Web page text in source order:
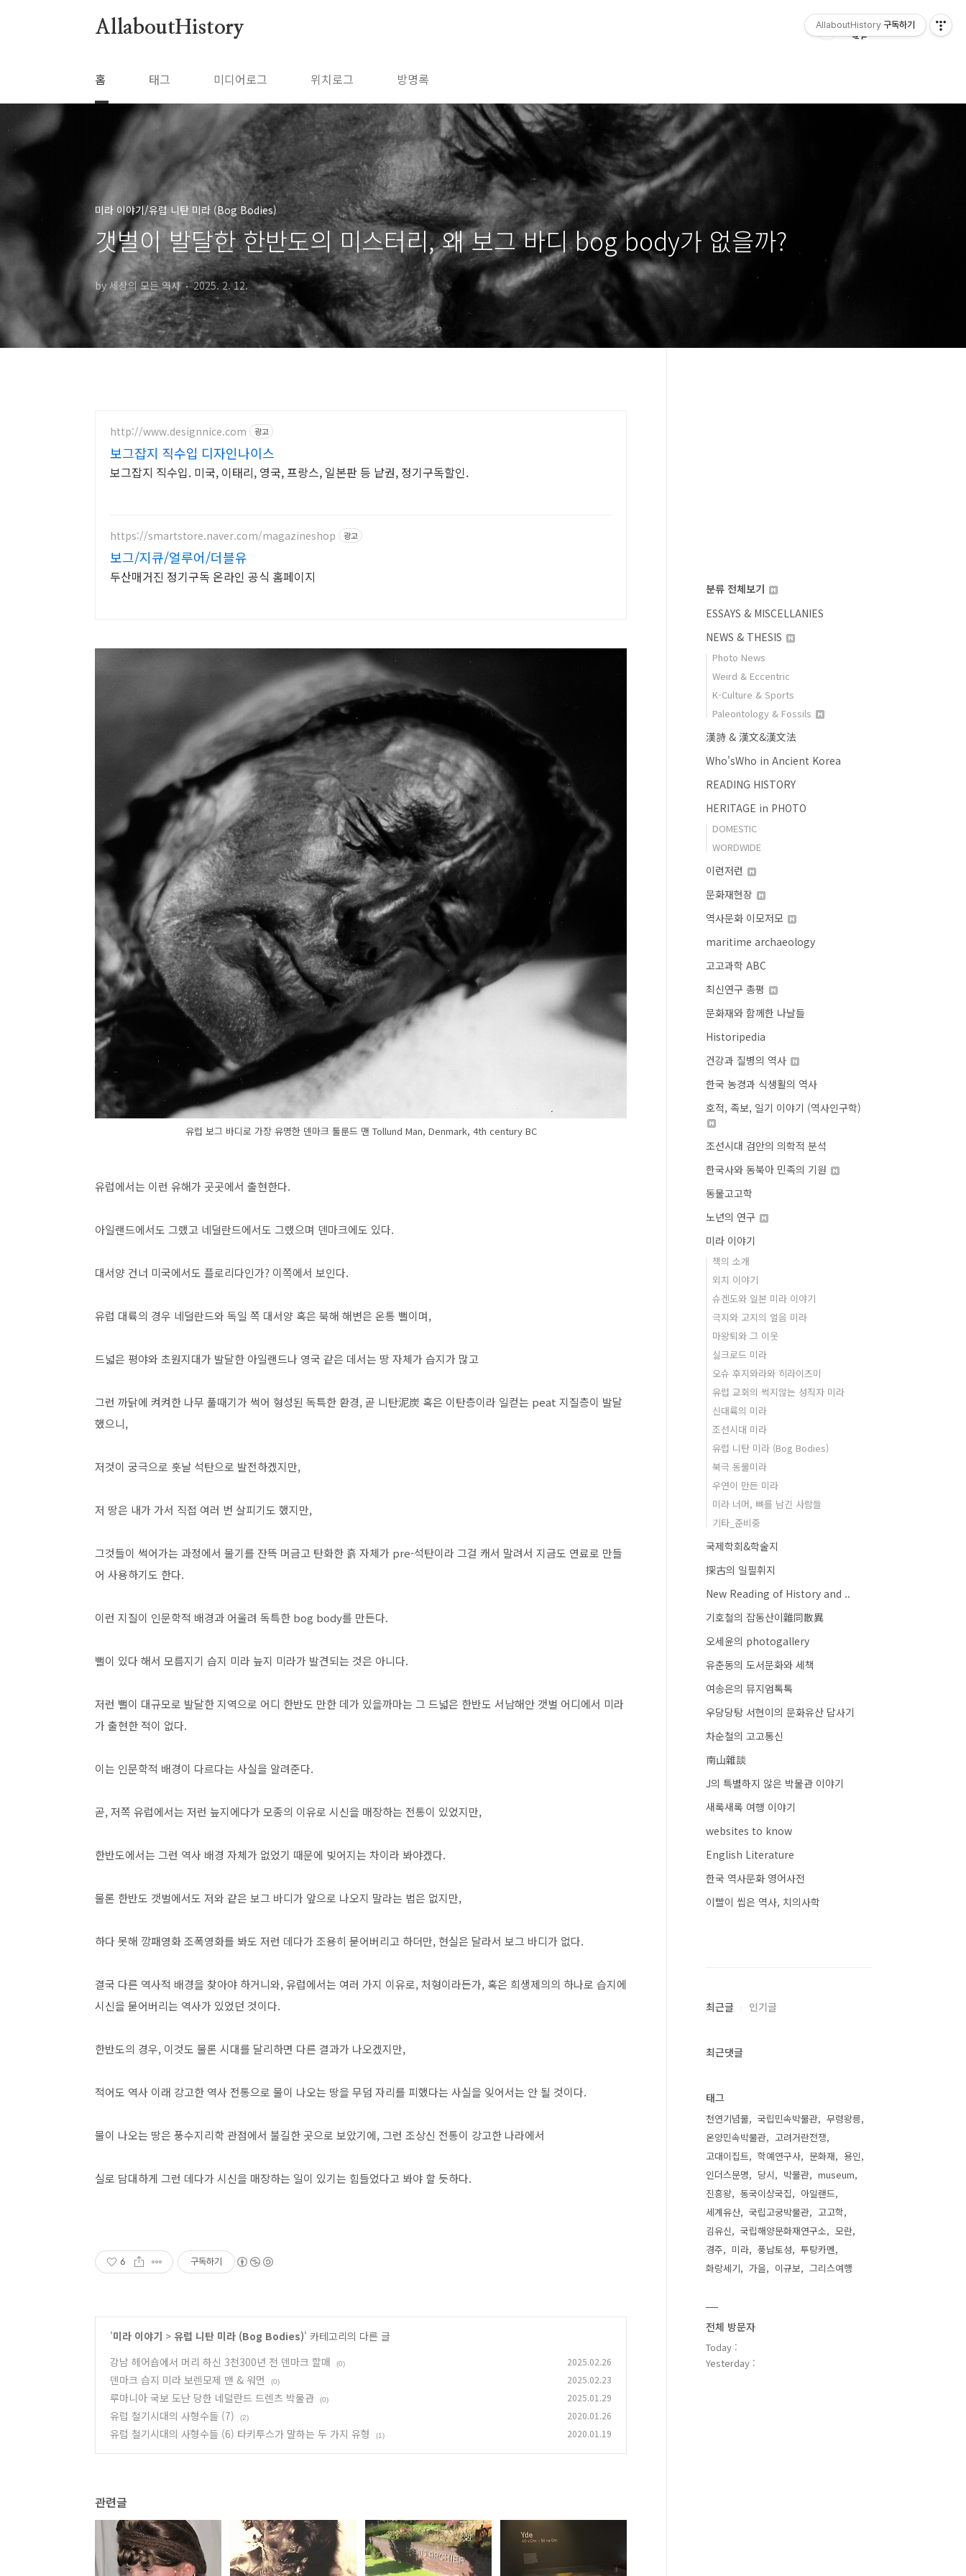
AllaboutHistory
홈 태그 미디어로그 위치로그 방명록
미라 이야기/유럽 니탄 미라 (Bog Bodies)
갯벌이 발달한 한반도의 미스터리, 왜 보그 바디 bog body가 없을까?
by 세상의 모든 역사 2025. 2. 12.
http://www.designnice.com 광고
보그잡지 직수입 디자인나이스
보그잡지 직수입. 미국, 이태리, 영국, 프랑스, 일본판 등 낱권, 정기구독할인.
https://smartstore.naver.com/magazineshop 광고
보그/지큐/얼루어/더블유
두산매거진 정기구독 온라인 공식 홈페이지
유럽 보그 바디로 가장 유명한 덴마크 툴룬드 맨 Tollund Man, Denmark, 4th century BC
유럽에서는 이런 유해가 곳곳에서 출현한다.
아일랜드에서도 그랬고 네덜란드에서도 그랬으며 덴마크에도 있다.
대서양 건너 미국에서도 플로리다인가? 이쪽에서 보인다.
유럽 대륙의 경우 네덜란드와 독일 쪽 대서양 혹은 북해 해변은 온통 뻘이며,
드넓은 평야와 초원지대가 발달한 아일랜드나 영국 같은 데서는 땅 자체가 습지가 많고
그런 까닭에 켜켜한 나무 풀때기가 썩어 형성된 독특한 환경, 곧 니탄泥炭 혹은 이탄층이라 일컫는 peat 지질층이 발달
했으니,
저것이 궁극으로 훗날 석탄으로 발전하겠지만,
저 땅은 내가 가서 직접 여러 번 살피기도 했지만,
그것들이 썩어가는 과정에서 물기를 잔뜩 머금고 탄화한 흙 자체가 pre-석탄이라 그걸 캐서 말려서 지금도 연료로 만들
어 사용하기도 한다.
이런 지질이 인문학적 배경과 어울려 독특한 bog body를 만든다.
뻘이 있다 해서 모름지기 습지 미라 늪지 미라가 발견되는 것은 아니다.
저런 뻘이 대규모로 발달한 지역으로 어디 한반도 만한 데가 있을까마는 그 드넓은 한반도 서남해안 갯벌 어디에서 미라
가 출현한 적이 없다.
이는 인문학적 배경이 다르다는 사실을 알려준다.
곧, 저쪽 유럽에서는 저런 늪지에다가 모종의 이유로 시신을 매장하는 전통이 있었지만,
한반도에서는 그런 역사 배경 자체가 없었기 때문에 빚어지는 차이라 봐야겠다.
물론 한반도 갯벌에서도 저와 같은 보그 바디가 앞으로 나오지 말라는 법은 없지만,
하다 못해 깡패영화 조폭영화를 봐도 저런 데다가 조용히 묻어버리고 하더만, 현실은 달라서 보그 바디가 없다.
결국 다른 역사적 배경을 찾아야 하거니와, 유럽에서는 여러 가지 이유로, 처형이라든가, 혹은 희생제의의 하나로 습지에
시신을 묻어버리는 역사가 있었던 것이다.
한반도의 경우, 이것도 물론 시대를 달리하면 다른 결과가 나오겠지만,
적어도 역사 이래 강고한 역사 전통으로 물이 나오는 땅을 무덤 자리를 피했다는 사실을 잊어서는 안 될 것이다.
물이 나오는 땅은 풍수지리학 관점에서 불길한 곳으로 보았기에, 그런 조상신 전통이 강고한 나라에서
실로 담대하게 그런 데다가 시신을 매장하는 일이 있기는 힘들었다고 봐야 할 듯하다.
6 구독하기
'미라 이야기 > 유럽 니탄 미라 (Bog Bodies)' 카테고리의 다른 글
강남 헤어숍에서 머리 하신 3천300년 전 덴마크 할매
(0) 2025.02.26
덴마크 습지 미라 보렌모제 맨 & 워먼 (0) 2025.02.23
루마니아 국보 도난 당한 네덜란드 드렌츠 박물관 (0) 2025.01.29
유럽 철기시대의 사형수들 (7) (2) 2020.01.26
유럽 철기시대의 사형수들 (6) 타키투스가 말하는 두 가지 유형 (1) 2020.01.19
관련글
분류 전체보기
ESSAYS & MISCELLANIES
NEWS & THESIS
Photo News
Weird & Eccentric
K-Culture & Sports
Paleontology & Fossils
漢詩 & 漢文&漢文法
Who'sWho in Ancient Korea
READING HISTORY
HERITAGE in PHOTO
DOMESTIC
WORDWIDE
이런저런
문화재현장
역사문화 이모저모
maritime archaeology
고고과학 ABC
최신연구 총평
문화재와 함께한 나날들
Historipedia
건강과 질병의 역사
한국 농경과 식생활의 역사
호적, 족보, 일기 이야기 (역사인구학)
조선시대 검안의 의학적 분석
한국사와 동북아 민족의 기원
동물고고학
노년의 연구
미라 이야기
책의 소개
외치 이야기
슈겐도와 일본 미라 이야기
극지와 고지의 얼음 미라
마왕퇴와 그 이웃
실크로드 미라
오슈 후지와라와 히라이즈미
유럽 교회의 썩지않는 성직자 미라
신대륙의 미라
조선시대 미라
유럽 니탄 미라 (Bog Bodies)
북극 동물미라
우연이 만든 미라
미라 너머, 뼈를 남긴 사람들
기타_준비중
국제학회&학술지
探古의 일필휘지
New Reading of History and ..
기호철의 잡동산이雜同散異
오세윤의 photogallery
유춘동의 도서문화와 세책
여송은의 뮤지엄톡톡
우당당탕 서현이의 문화유산 답사기
차순철의 고고통신
南山雜談
J의 특별하지 않은 박물관 이야기
새록새록 여행 이야기
websites to know
English Literature
한국 역사문화 영어사전
이빨이 씹은 역사, 치의사학
최근글 인기글
최근댓글
태그
천연기념물 국립민속박물관
무령왕릉
온양민속박물관
고려거란전쟁
고대이집트
학예연구사 문화재
용인
인더스문명
당시 박물관
museum
진흥왕
동국이상국집
아일랜드
세계유산
국립고궁박물관
고고학
김유신
국립해양문화재연구소
모란
경주
미라 풍납토성
투탕카멘
화랑세기
가을 이규보 그리스여행
전체 방문자
Today :
Yesterday :
AllaboutHistory 구독하기